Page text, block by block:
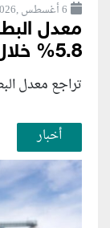
6 أغسطس ,2026
معدل
5.8% خلال الربع...
تراجع معدل البطالة في
أخبار